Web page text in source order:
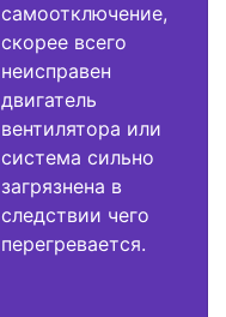
самоотключение,
скорее всего
неисправен
двигатель
вентилятора или
система сильно
загрязнена в
следствии чего
перегревается.